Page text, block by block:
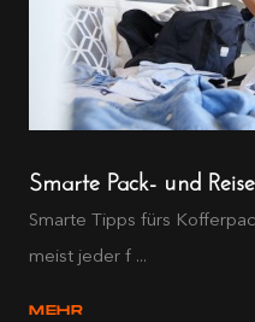
Smarte Pack- und
Smarte Tipps fürs
meist jeder f ...
MEHR